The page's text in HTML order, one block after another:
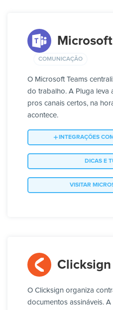
COMUNICAÇÃO
O Microsoft Teams
do trabalho. A Pluga leva
pros canais certos, na
acontece.
INTEGRAÇÕES
DICAS E
VISITAR
Clicksign
O Clicksign organiza
documentos assináveis.